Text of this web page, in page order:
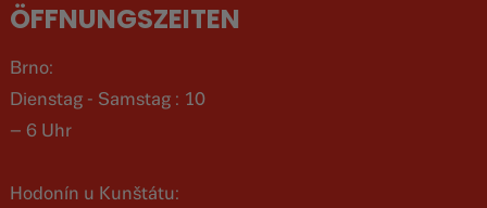
ÖFFNUNGSZEITEN
Brno:
Dienstag - Samstag : 10
– 6 Uhr
Hodonín u Kunštátu: